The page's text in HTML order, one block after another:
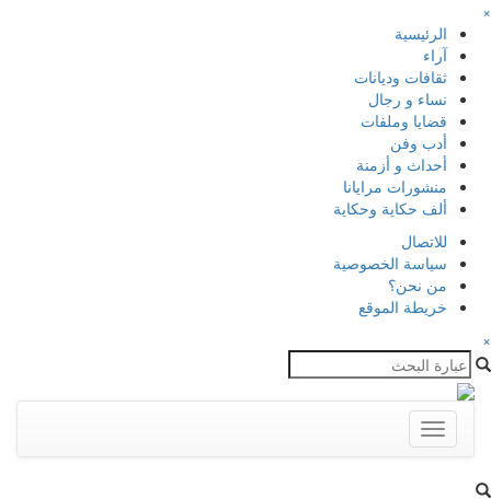
×
الرئيسية
آراء
ثقافات وديانات
نساء و رجال
قضايا وملفات
أدب وفن
أحداث و أزمنة
منشورات مرايانا
ألف حكاية وحكاية
للاتصال
سياسة الخصوصية
من نحن؟
خريطة الموقع
×
Toggle
navigation